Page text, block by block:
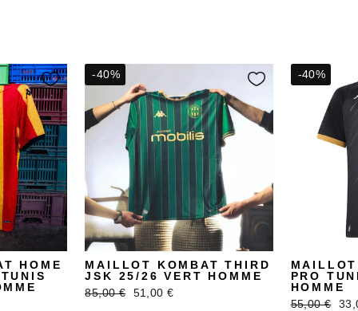
HOME
-40%
MAILLOT KOMBAT THIRD
JSK 25/26 VERT HOMME
Prix
85,00 €
Prix
51,00 €
-40%
PRO
HOMME
Prix
55,00 €
Prix